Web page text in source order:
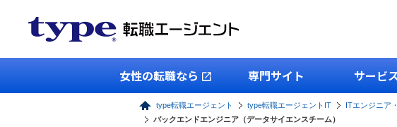
女性の転職なら 専門サイト サービ
type転職エージェント type転職エージェントIT ITエンジニア
バックエンドエンジニア（データサイエンスチーム）